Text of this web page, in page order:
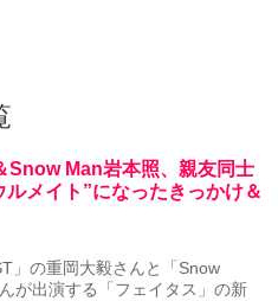
Snow Man岩本照、親友同士
メイト”になったきっかけ＆
」の重岡大毅さんと「Snow
が出演する「フェイタス」の新